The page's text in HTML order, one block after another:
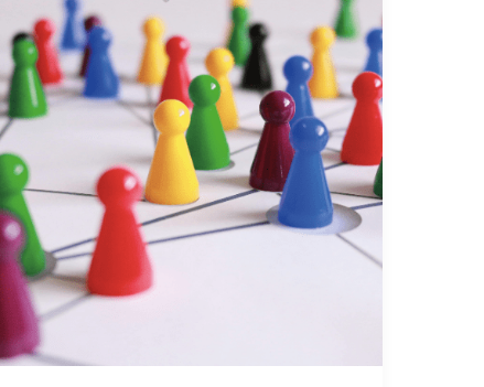
DE
CANALES
DE
DISTRIBUCIÓN:
que
son,
tipos,
ventajas
y
desventajas
Distribución